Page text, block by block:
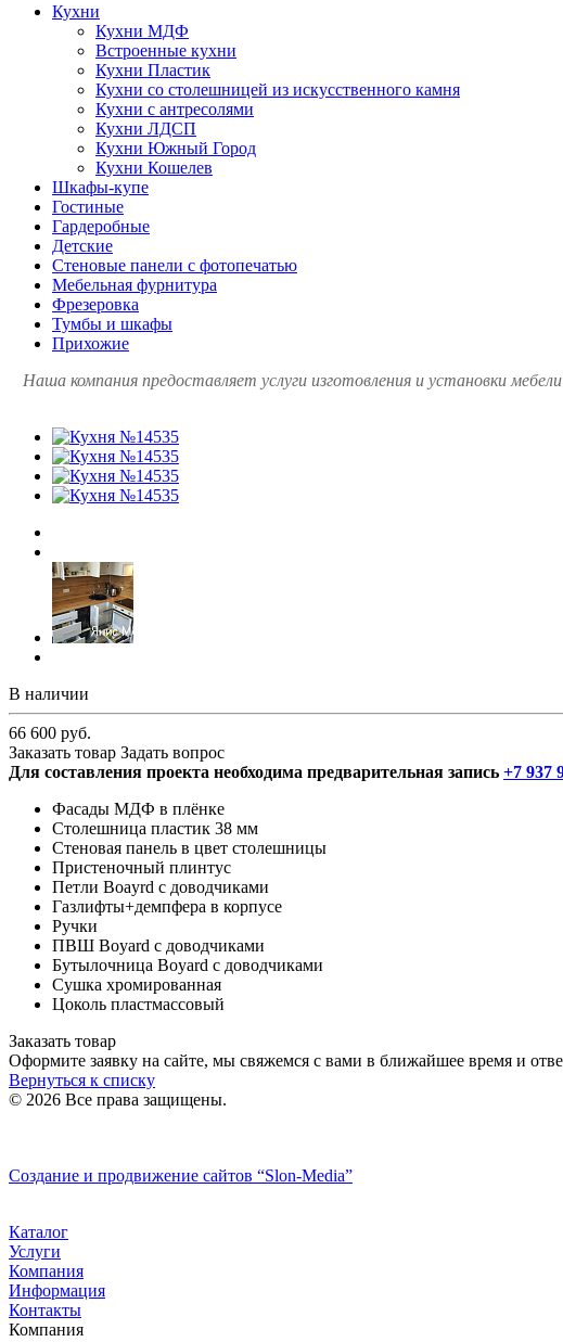
Кухни
Кухни МДФ
Встроенные кухни
Кухни Пластик
Кухни со столешницей из искусcтвенного камня
Кухни с антресолями
Кухни ЛДСП
Кухни Южный Город
Кухни Кошелев
Шкафы-купе
Гостиные
Гардеробные
Детские
Стеновые панели с фотопечатью
Мебельная фурнитура
Фрезеровка
Тумбы и шкафы
Прихожие
Наша компания предоставляет услуги изготовления и установки
В наличии
66 600 руб.
Заказать товар Задать вопрос
Для составления проекта необходима предварительная запись +7 937
Фасады МДФ в плёнке
Столешница пластик 38 мм
Стеновая панель в цвет столешницы
Пристеночный плинтус
Петли Boayrd с доводчиками
Газлифты+демпфера в корпусе
Ручки
ПВШ Boyard с доводчиками
Бутылочница Boyard с доводчиками
Сушка хромированная
Цоколь пластмассовый
Заказать товар
Оформите заявку на сайте, мы свяжемся с вами в ближайшее время и
Вернуться к списку
© 2026 Все права защищены.
Создание и продвижение сайтов “Slon-Media”
Каталог
Услуги
Компания
Информация
Контакты
Компания